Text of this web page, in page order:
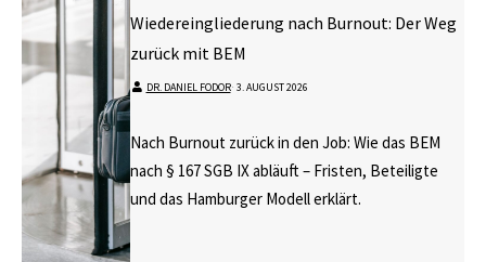
Wiedereingliederung nach Burnout: Der Weg
zurück mit BEM
DR. DANIEL FODOR⋅ 3. AUGUST 2026
Nach Burnout zurück in den Job: Wie das BEM
nach § 167 SGB IX abläuft – Fristen, Beteiligte
und das Hamburger Modell erklärt.